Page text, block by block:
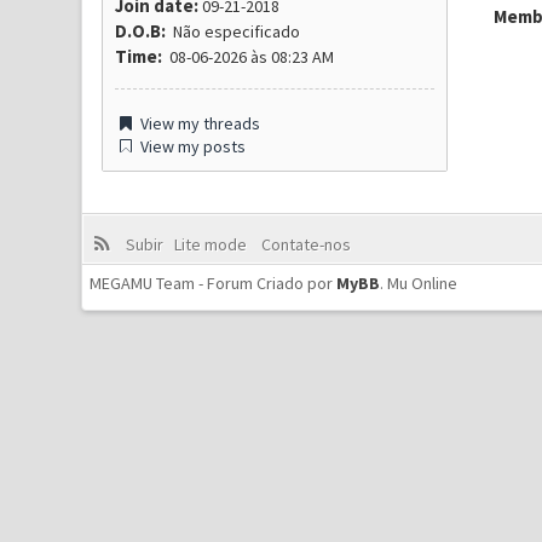
Join date:09-21-2018
D.O.B:Não especificado
Time:08-06-2026 às 08:23 AM
View my threads
View my posts
Subir Lite mode
Contate-nos
MEGAMU Team - Forum Criado por MyBB.Mu Online